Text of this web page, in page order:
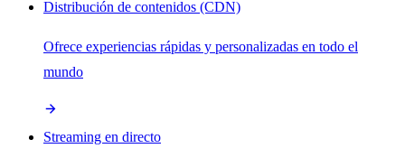
Distribución de contenidos (CDN)
Ofrece experiencias rápidas y personalizadas en todo el
mundo
Streaming en directo